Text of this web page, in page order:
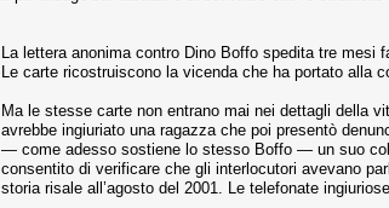
La lettera anonima contro Dino Boffo spedita tre mesi
Le carte ricostruiscono la vicenda che ha portato alla
Ma le stesse carte non entrano mai nei det­tagli della
avrebbe ingiuriato una ragazza che poi presentò
— come adesso sostiene lo stesso Boffo — un suo
consentito di verificare che gli interlocutori avevano
storia risale all’agosto del 2001. Le telefo­nate